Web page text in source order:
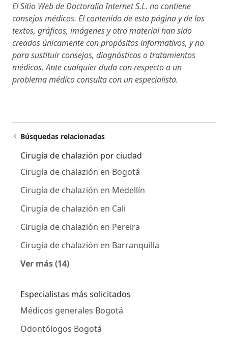
El Sitio Web de Doctoralia Internet S.L. no contiene
consejos médicos. El contenido de esta página y de los
textos, gráficos, imágenes y otro material han sido
creados únicamente con propósitos informativos, y no
para sustituir consejos, diagnósticos o tratamientos
médicos. Ante cualquier duda con respecto a un
problema médico consulta con un especialista.
Búsquedas relacionadas
Cirugía de chalazión por ciudad
Cirugía de chalazión en Bogotá
Cirugía de chalazión en Medellín
Cirugía de chalazión en Cali
Cirugía de chalazión en Pereira
Cirugía de chalazión en Barranquilla
Ver más (14)
Especialistas más solicitados
Médicos generales Bogotá
Odontólogos Bogotá